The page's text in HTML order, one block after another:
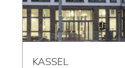
KASSEL